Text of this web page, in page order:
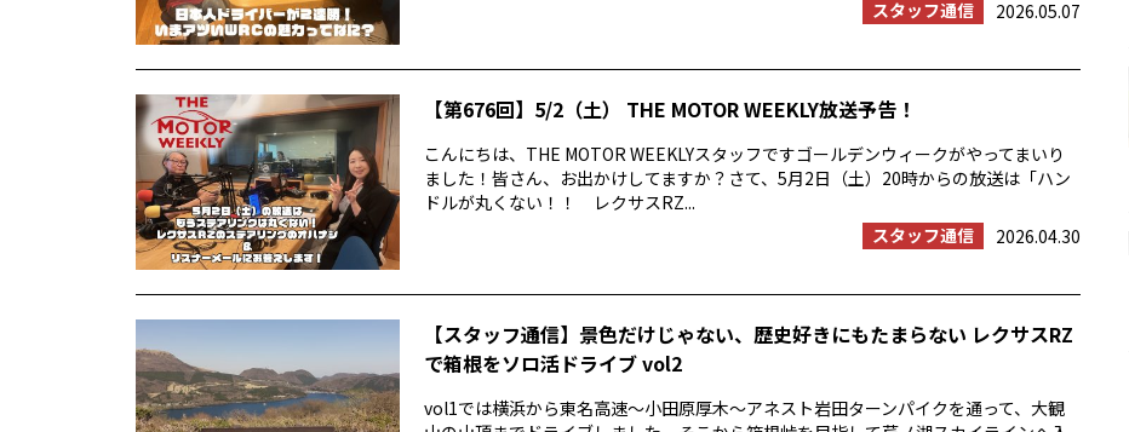
スタッフ通信
2026.05.07
【第676回】5/2（土） THE MOTOR WEEKLY放送予告！
こんにちは、THE MOTOR WEEKLYスタッフですゴールデンウィークがやってまいり
ました！皆さん、お出かけしてますか？さて、5月2日（土）20時からの放送は「ハン
ドルが丸くない！！ レクサスRZ...
スタッフ通信
2026.04.30
【スタッフ通信】景色だけじゃない、歴史好きにもたまらない レクサスRZ
で箱根をソロ活ドライブ vol2
vol1では横浜から東名高速〜小田原厚木〜アネスト岩田ターンパイクを通って、大観